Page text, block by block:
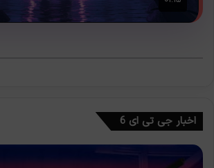
اخبار جی تی ای 6